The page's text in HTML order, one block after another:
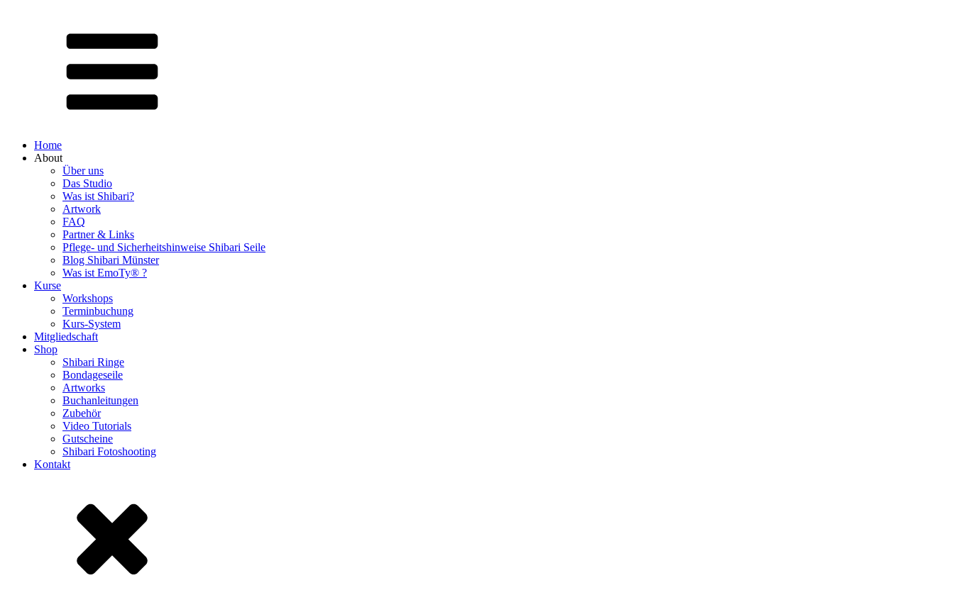
Home
About
Über uns
Das Studio
Was ist Shibari?
Artwork
FAQ
Partner & Links
Pflege- und Sicherheitshinweise Shibari Seile
Blog Shibari Münster
Was ist EmoTy® ?
Kurse
Workshops
Terminbuchung
Kurs-System
Mitgliedschaft
Shop
Shibari Ringe
Bondageseile
Artworks
Buchanleitungen
Zubehör
Video Tutorials
Gutscheine
Shibari Fotoshooting
Kontakt